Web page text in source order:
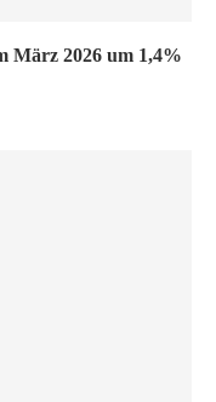
März 2026 um 1,4%